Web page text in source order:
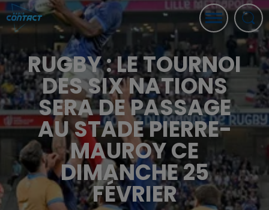
RUGBY : LE TOURNOI
DES SIX NATIONS
SERA DE PASSAGE
AU STADE PIERRE-
MAUROY CE
DIMANCHE 25
FÉVRIER